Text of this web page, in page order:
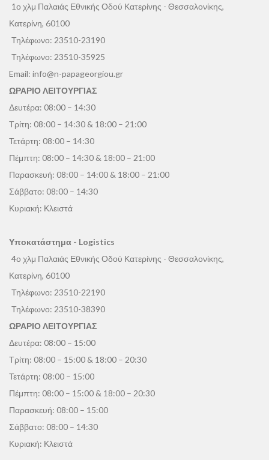
1ο χλμ Παλαιάς Εθνικής Οδού Κατερίνης - Θεσσαλονίκης,
Κατερίνη, 60100
Τηλέφωνο: 23510-23190
Τηλέφωνο: 23510-35925
Email: info@n-papageorgiou.gr
ΩΡΑΡΙΟ ΛΕΙΤΟΥΡΓΙΑΣ
Δευτέρα: 08:00 – 14:30
Τρίτη: 08:00 – 14:30 & 18:00 – 21:00
Τετάρτη: 08:00 – 14:30
Πέμπτη: 08:00 – 14:30 & 18:00 – 21:00
Παρασκευή: 08:00 – 14:00 & 18:00 – 21:00
Σάββατο: 08:00 – 14:30
Κυριακή: Κλειστά
Υποκατάστημα - Logistics
4ο χλμ Παλαιάς Εθνικής Οδού Κατερίνης - Θεσσαλονίκης,
Κατερίνη, 60100
Τηλέφωνο: 23510-22190
Τηλέφωνο: 23510-38390
ΩΡΑΡΙΟ ΛΕΙΤΟΥΡΓΙΑΣ
Δευτέρα: 08:00 – 15:00
Τρίτη: 08:00 – 15:00 & 18:00 – 20:30
Τετάρτη: 08:00 – 15:00
Πέμπτη: 08:00 – 15:00 & 18:00 – 20:30
Παρασκευή: 08:00 – 15:00
Σάββατο: 08:00 – 14:30
Κυριακή: Κλειστά